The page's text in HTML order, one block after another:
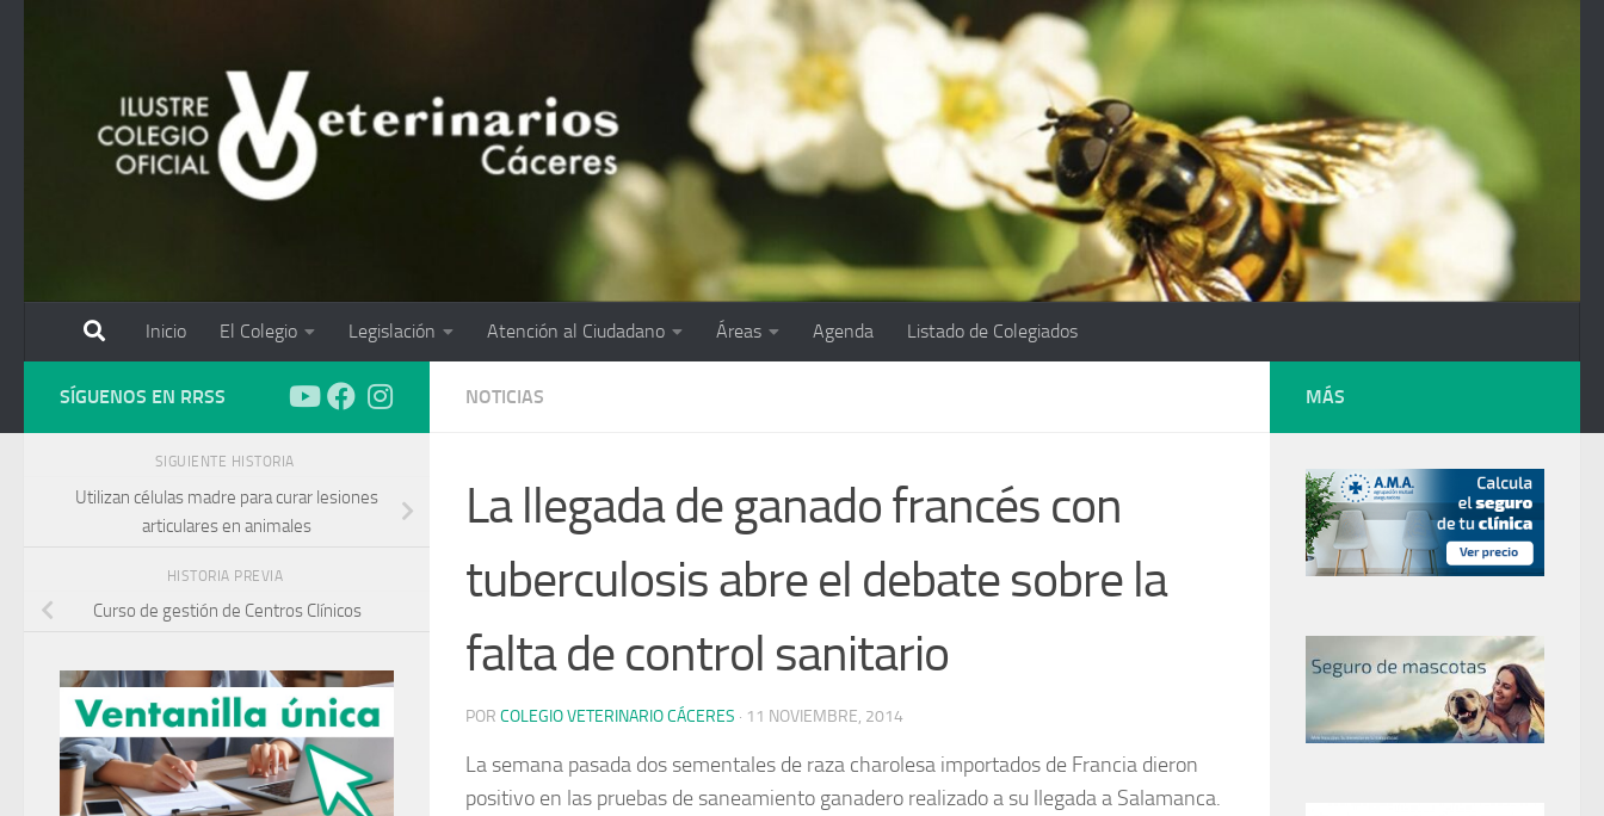
Inicio El Colegio Legislación Atención al Ciudadano Áreas Agenda Listado de Colegiados
NOTICIAS
La llegada de ganado francés con
tuberculosis abre el debate sobre la
falta de control sanitario
POR COLEGIO VETERINARIO CÁCERES · 11 NOVIEMBRE, 2014
La semana pasada dos sementales de raza charolesa importados de Francia dieron
positivo en las pruebas de saneamiento ganadero realizado a su llegada a Salamanca.
SÍGUENOS EN RRSS
SIGUIENTE HISTORIA
Utilizan células madre para curar lesiones
articulares en animales
HISTORIA PREVIA
Curso de gestión de Centros Clínicos
MÁS